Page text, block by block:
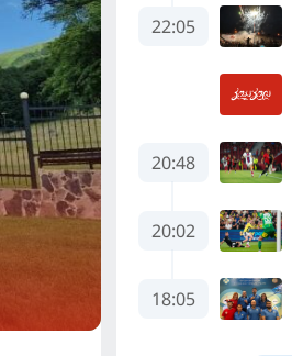
22:05
20:48
20:02
18:05